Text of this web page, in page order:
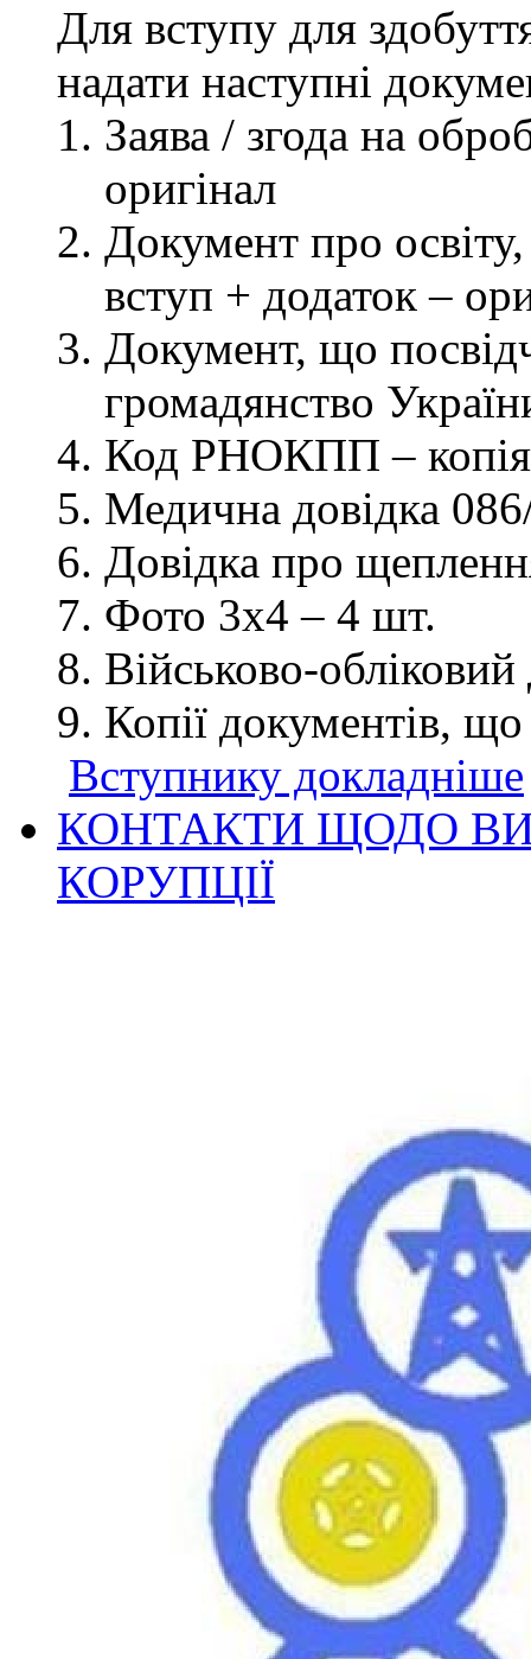
Для вступу для
надати наступні
Заява / згода на
оригінал
Документ про освіту,
вступ + додаток –
Документ, що
громадянство
Код РНОКПП – копія
Медична довідка
Довідка про
Фото 3х4 – 4 шт.
Військово-
Копії документів,
Вступнику докладніше
КОНТАКТИ ЩОДО
КОРУПЦІЇ